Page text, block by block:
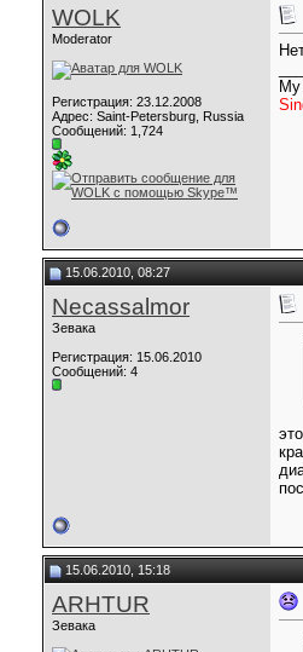
WOLK
Moderator
Регистрация: 23.12.2008
Адрес: Saint-Petersburg, Russia
Сообщений: 1,724
15.06.2010, 08:27
Necassalmor
Зевака
Регистрация: 15.06.2010
Сообщений: 4
15.06.2010, 15:18
ARHTUR
Зевака